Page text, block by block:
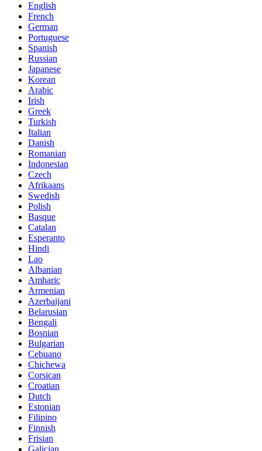
English
French
German
Portuguese
Spanish
Russian
Japanese
Korean
Arabic
Irish
Greek
Turkish
Italian
Danish
Romanian
Indonesian
Czech
Afrikaans
Swedish
Polish
Basque
Catalan
Esperanto
Hindi
Lao
Albanian
Amharic
Armenian
Azerbaijani
Belarusian
Bengali
Bosnian
Bulgarian
Cebuano
Chichewa
Corsican
Croatian
Dutch
Estonian
Filipino
Finnish
Frisian
Galician